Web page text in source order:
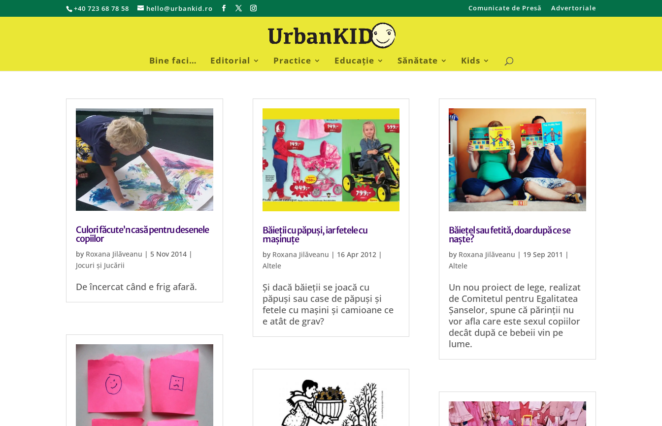
+40 723 68 78 58 hello@urbankid.ro Comunicate de Presă Advertoriale
Bine faci… Editorial Practice Educație Sănătate Kids
Culori făcute’n casă pentru desenele
copiilor
by Roxana Jilăveanu | 5 Nov 2014 |
Jocuri și Jucării
De încercat când e frig afară.
Băieții cu păpuși, iar fetele cu
mașinuțe
by Roxana Jilăveanu | 16 Apr 2012|
Altele
Și dacă băieții se joacă cu
păpuși sau case de păpuși și
fetele cu mașini și camioane ce
e atât de grav?
Băiețel sau fetită, doar după ce se
naște?
by Roxana Jilăveanu | 19 Sep 2011 |
Altele
Un nou proiect de lege, realizat
de Comitetul pentru Egalitatea
Șanselor, spune că părinții nu
vor afla care este sexul copiilor
decât după ce bebeii vin pe
lume.